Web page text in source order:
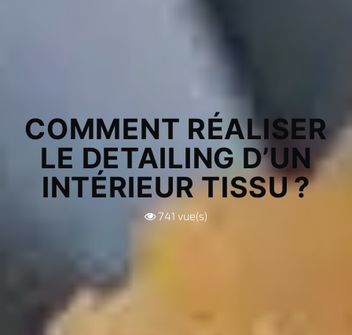
COMMENT RÉALISER
LE DETAILING D’UN
INTÉRIEUR TISSU ?
741vue(s)